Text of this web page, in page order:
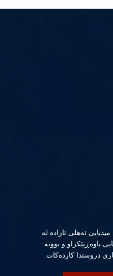
ئەهلی ئازادە لە
باوەڕپێكراو و بوونە
دروستدا كاردەكات.